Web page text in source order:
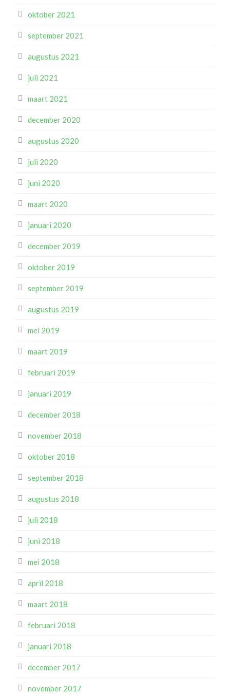
oktober 2021
september 2021
augustus 2021
juli 2021
maart 2021
december 2020
augustus 2020
juli 2020
juni 2020
maart 2020
januari 2020
december 2019
oktober 2019
september 2019
augustus 2019
mei 2019
maart 2019
februari 2019
januari 2019
december 2018
november 2018
oktober 2018
september 2018
augustus 2018
juli 2018
juni 2018
mei 2018
april 2018
maart 2018
februari 2018
januari 2018
december 2017
november 2017